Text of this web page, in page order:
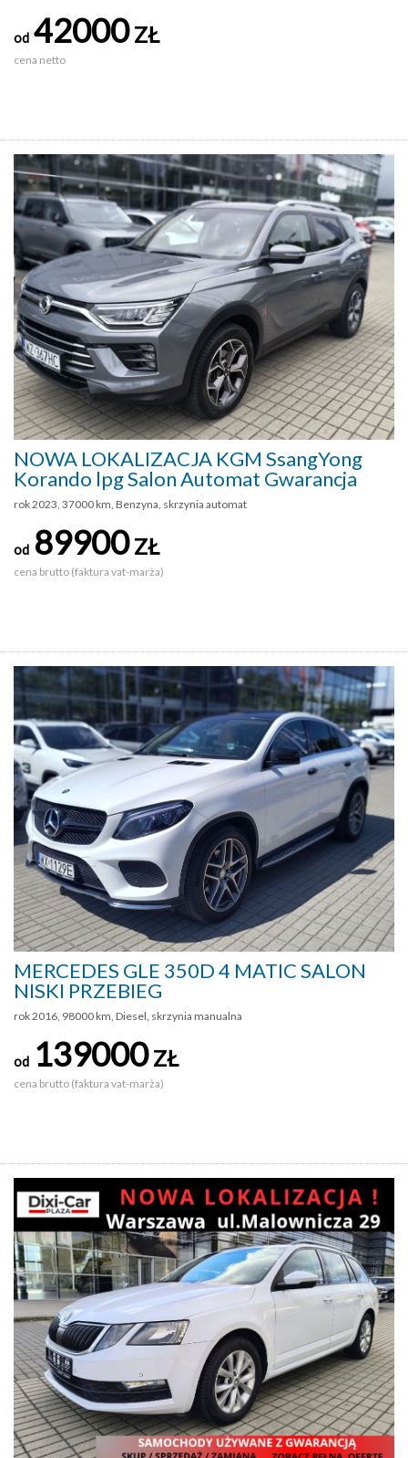
od 42000ZŁ
cena netto
NOWA LOKALIZACJA KGM SsangYong
Korando lpg Salon Automat Gwarancja
rok 2023, 37000 km, Benzyna, skrzynia automat
od 89900ZŁ
cena brutto (faktura vat-marża)
MERCEDES GLE 350D 4 MATIC SALON
NISKI PRZEBIEG
rok 2016, 98000 km, Diesel, skrzynia manualna
od 139000ZŁ
cena brutto (faktura vat-marża)